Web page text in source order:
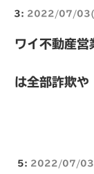
3: 2022/07/03(
ワイ不動産営
は全部詐欺や
5: 2022/07/